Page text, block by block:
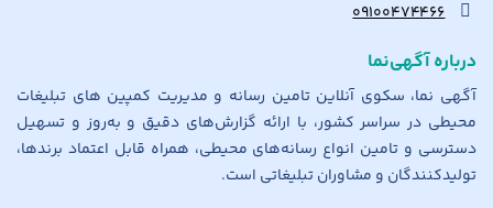
۰۹۱۰۰۴۷۴۴۶۶
درباره آگهی‌نما
آگهی نما، سکوی آنلاین تامین رسانه و مدیریت کمپین های تبلیغات
محیطی در سراسر کشور، با ارائه گزارش‌های دقیق و به‌روز و تسهیل
دسترسی و تامین انواع رسانه‌های محیطی، همراه قابل اعتماد برندها،
تولیدکنندگان و مشاوران تبلیغاتی است.